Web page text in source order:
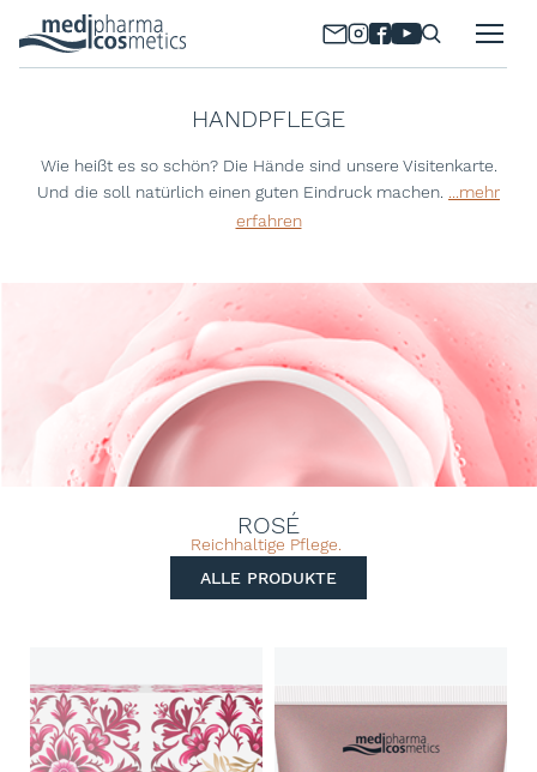
HANDPFLEGE
Wie heißt es so schön? Die Hände sind unsere Visitenkarte.
Und die soll natürlich einen guten Eindruck machen. ...mehr
erfahren
ROSÉ
Reichhaltige Pflege.
ALLE PRODUKTE